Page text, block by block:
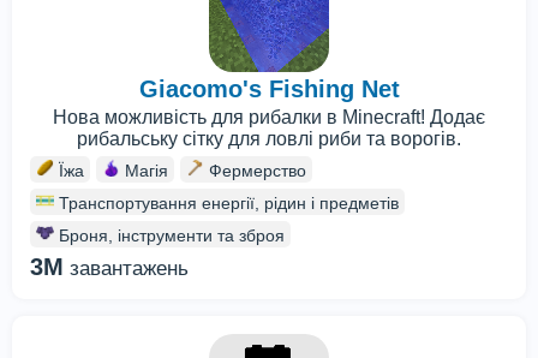
Giacomo's Fishing Net
Нова можливість для рибалки в Minecraft! Додає
рибальську сітку для ловлі риби та ворогів.
Їжа Магія
Фермерство
Транспортування енергії, рідин і предметів
Броня, інструменти та зброя
3M завантажень